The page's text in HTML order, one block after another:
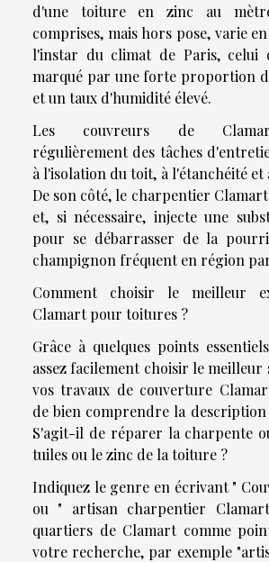
d'une toiture en zinc au
comprises, mais hors pose, varie
l'instar du climat de Paris, celui
marqué par une forte proportion
et un taux d'humidité élevé.
Les couvreurs de
régulièrement des tâches
à l'isolation du toit, à l'étanchéité et
De son côté, le charpentier
et, si nécessaire, injecte une
pour se débarrasser de la
champignon fréquent en région
Comment choisir le meilleur
Clamart pour toitures ?
Grâce à quelques points
assez facilement choisir le meilleur
vos travaux de couverture
de bien comprendre la description
S'agit-il de réparer la charpente
tuiles ou le zinc de la toiture ?
Indiquez le genre en écrivant "
ou " artisan charpentier
quartiers de Clamart comme
votre recherche, par exemple